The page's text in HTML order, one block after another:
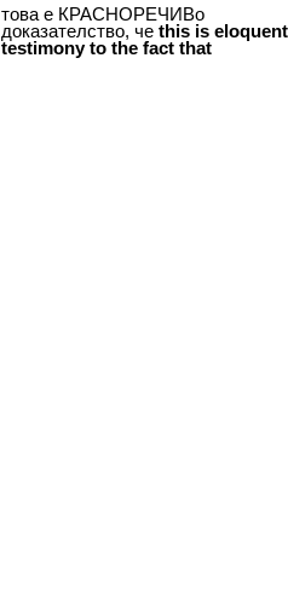
това е КРАСНОРЕЧИВо
доказателство, чеthis is eloquent
testimony to the fact that